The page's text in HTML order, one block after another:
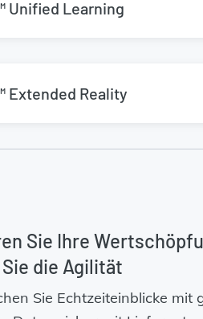
Unified Learning
Extended Reality
Sie Ihre
die Agilität
Sie Echtzeiteinblicke mit